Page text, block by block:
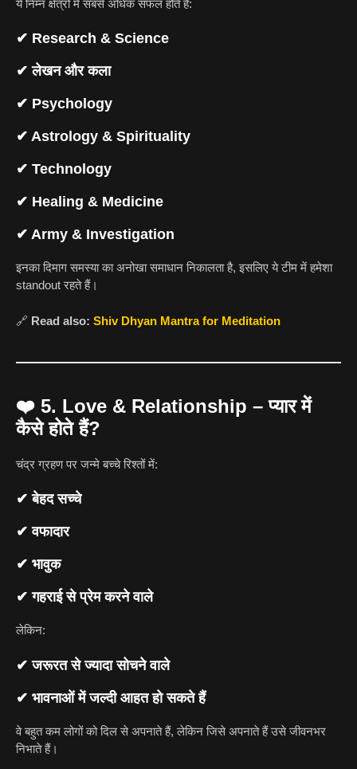
ये निम्न क्षेत्रों में सबसे अधिक सफल होते हैं:
✔ Research & Science
✔ लेखन और कला
✔ Psychology
✔ Astrology & Spirituality
✔ Technology
✔ Healing & Medicine
✔ Army & Investigation
इनका दिमाग समस्या का अनोखा समाधान निकालता है, इसलिए ये टीम में हमेशा
standout रहते हैं।
🔗 Read also: Shiv Dhyan Mantra for Meditation
❤️ 5. Love & Relationship – प्यार में
कैसे होते हैं?
चंद्र ग्रहण पर जन्मे बच्चे रिश्तों में:
✔ बेहद सच्चे
✔ वफादार
✔ भावुक
✔ गहराई से प्रेम करने वाले
लेकिन:
✔ जरूरत से ज्यादा सोचने वाले
✔ भावनाओं में जल्दी आहत हो सकते हैं
वे बहुत कम लोगों को दिल से अपनाते हैं, लेकिन जिसे अपनाते हैं उसे जीवनभर
निभाते हैं।